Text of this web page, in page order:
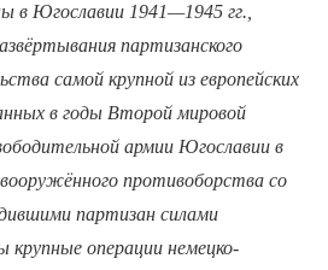
в Югославии 1941—1945 гг.,
партизанского
самой крупной из европейских
в годы Второй мировой
армии Югославии в
противоборства со
партизан силами
операции немецко-